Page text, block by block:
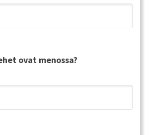
ovat menossa?